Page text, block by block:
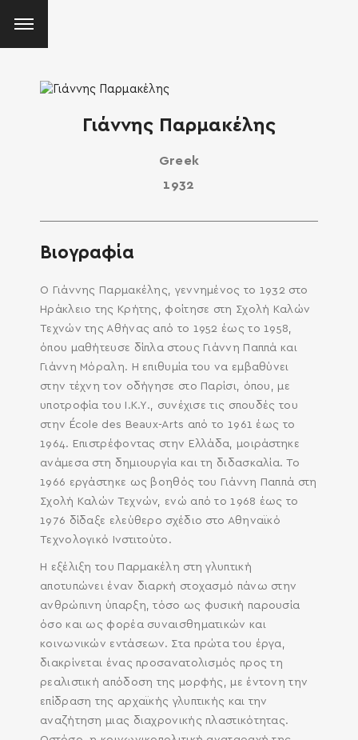
Γιάννης Παρμακέλης
Greek
1932
Βιογραφία
Ο Γιάννης Παρμακέλης, γεννημένος το 1932 στο
Ηράκλειο της Κρήτης, φοίτησε στη Σχολή Καλών
Τεχνών της Αθήνας από το 1952 έως το 1958,
όπου μαθήτευσε δίπλα στους Γιάννη Παππά και
Γιάννη Μόραλη. Η επιθυμία του να εμβαθύνει
στην τέχνη τον οδήγησε στο Παρίσι, όπου, με
υποτροφία του Ι.Κ.Υ., συνέχισε τις σπουδές του
στην École des Beaux-Arts από το 1961 έως το
1964. Επιστρέφοντας στην Ελλάδα, μοιράστηκε
ανάμεσα στη δημιουργία και τη διδασκαλία. Το
1966 εργάστηκε ως βοηθός του Γιάννη Παππά στη
Σχολή Καλών Τεχνών, ενώ από το 1968 έως το
1976 δίδαξε ελεύθερο σχέδιο στο Αθηναϊκό
Τεχνολογικό Ινστιτούτο.
Η εξέλιξη του Παρμακέλη στη γλυπτική
αποτυπώνει έναν διαρκή στοχασμό πάνω στην
ανθρώπινη ύπαρξη, τόσο ως φυσική παρουσία
όσο και ως φορέα συναισθηματικών και
κοινωνικών εντάσεων. Στα πρώτα του έργα,
διακρίνεται ένας προσανατολισμός προς τη
ρεαλιστική απόδοση της μορφής, με έντονη την
επίδραση της αρχαϊκής γλυπτικής και την
αναζήτηση μιας διαχρονικής πλαστικότητας.